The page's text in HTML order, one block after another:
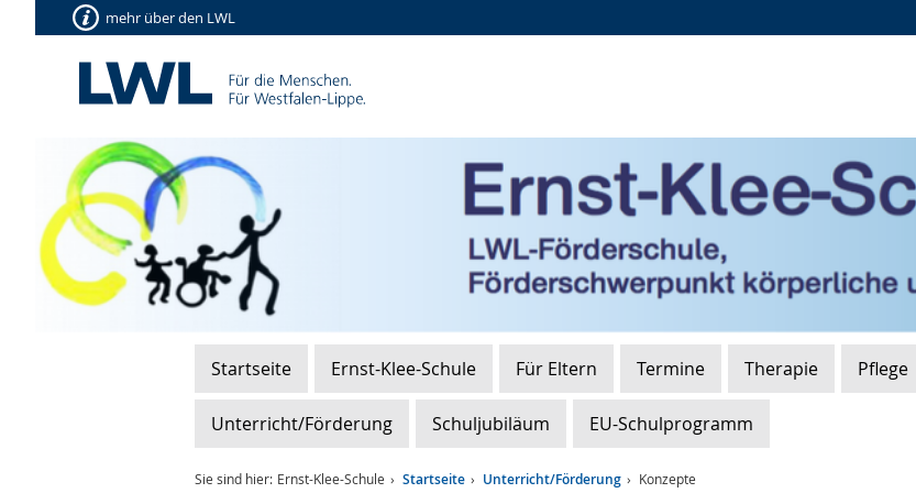
mehr über den LWL
Startseite Ernst-Klee-Schule Für Eltern Termine Therapie Pflege
Unterricht/Förderung Schuljubiläum EU-Schulprogramm
Sie sind hier: Ernst-Klee-Schule Startseite Unterricht/Förderung Konzepte